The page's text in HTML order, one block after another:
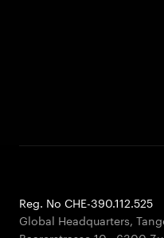
Reg. No CHE-390.112.525
Global Headquarters,